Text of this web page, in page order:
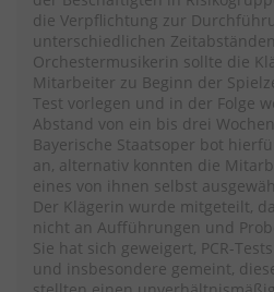
die Verpflichtung zur
unterschiedlichen
Orchestermusikerin sollte die
Mitarbeiter zu Beginn der
Test vorlegen und in der Folge
Abstand von ein bis drei
Bayerische Staatsoper bot
an, alternativ konnten die
eines von ihnen selbst
Der Klägerin wurde mitgeteilt,
nicht an Aufführungen und
Sie hat sich geweigert, PCR-
und insbesondere gemeint,